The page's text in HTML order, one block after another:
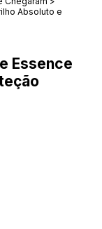
Absoluto e
Essence